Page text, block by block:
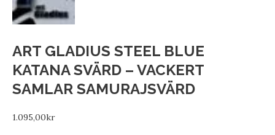
ART GLADIUS STEEL BLUE
KATANA SVÄRD – VACKERT
SAMLAR SAMURAJSVÄRD
1.095,00kr